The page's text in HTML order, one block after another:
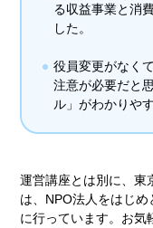
る収益事業と消
した。
役員変更がなく
注意が必要だと
ル」がわかりや
運営講座とは別に、東
は、NPO法人をはじ
に行っています。お気